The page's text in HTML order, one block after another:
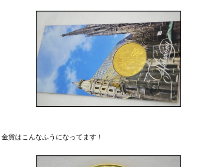
金貨はこんなふうになってます！